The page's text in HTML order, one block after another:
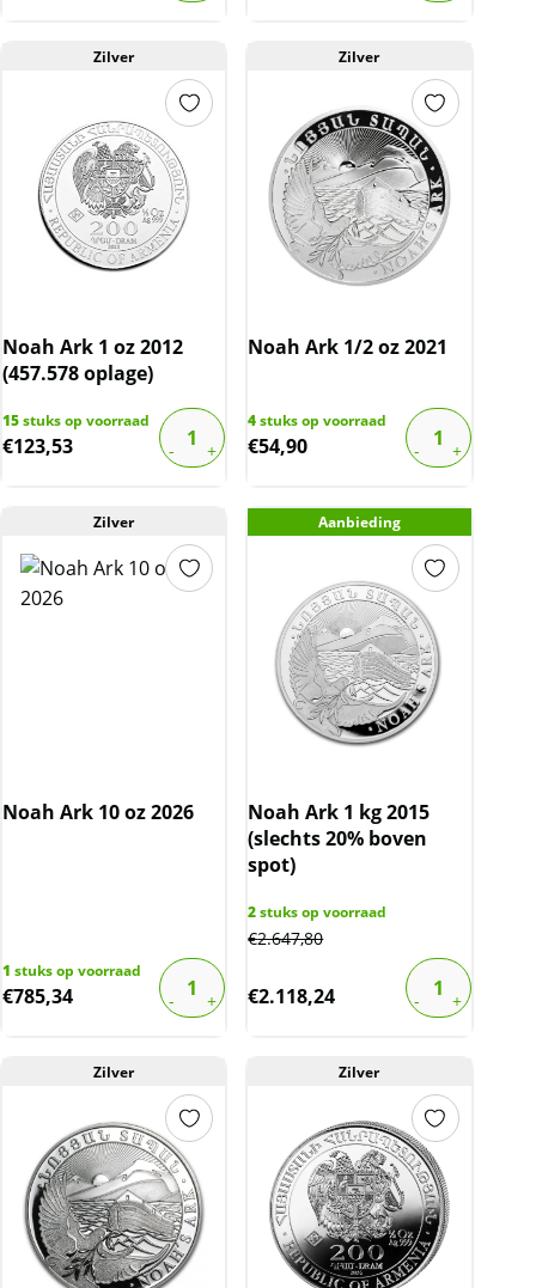
Zilver
Noah Ark 1 oz 2012
(457.578 oplage)
15stuks op voorraad
€123,53
Zilver
Noah Ark 1/2 oz 2021
4stuks op voorraad
€54,90
Zilver
Noah Ark 10 oz 2026
1 stuks op voorraad
€785,34
Aanbieding
Noah Ark 1 kg 2015
(slechts 20% boven
spot)
2stuks op voorraad
€2.647,80
€2.118,24
Zilver Zilver